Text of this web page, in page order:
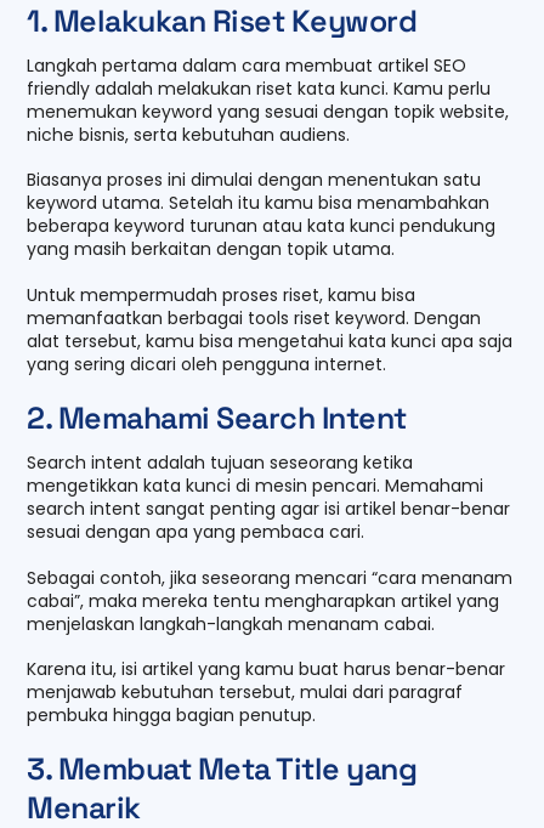
1. Melakukan Riset Keyword
Langkah pertama dalam cara membuat artikel SEO
friendly adalah melakukan riset kata kunci. Kamu perlu
menemukan keyword yang sesuai dengan topik website,
niche bisnis, serta kebutuhan audiens.
Biasanya proses ini dimulai dengan menentukan satu
keyword utama. Setelah itu kamu bisa menambahkan
beberapa keyword turunan atau kata kunci pendukung
yang masih berkaitan dengan topik utama.
Untuk mempermudah proses riset, kamu bisa
memanfaatkan berbagai tools riset keyword. Dengan
alat tersebut, kamu bisa mengetahui kata kunci apa saja
yang sering dicari oleh pengguna internet.
2. Memahami Search Intent
Search intent adalah tujuan seseorang ketika
mengetikkan kata kunci di mesin pencari. Memahami
search intent sangat penting agar isi artikel benar-benar
sesuai dengan apa yang pembaca cari.
Sebagai contoh, jika seseorang mencari “cara menanam
cabai”, maka mereka tentu mengharapkan artikel yang
menjelaskan langkah-langkah menanam cabai.
Karena itu, isi artikel yang kamu buat harus benar-benar
menjawab kebutuhan tersebut, mulai dari paragraf
pembuka hingga bagian penutup.
3. Membuat Meta Title yang
Menarik